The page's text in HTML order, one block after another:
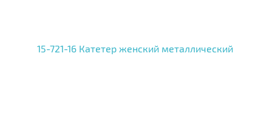
15-721-16 Катетер женский металлический